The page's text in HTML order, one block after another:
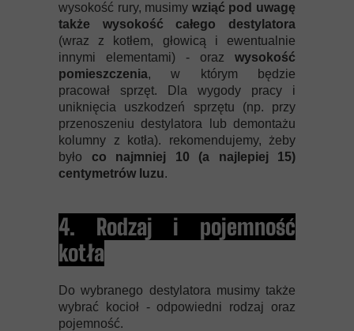
wysokość rury, musimy wziąć pod uwagę
także wysokość całego destylatora
(wraz z kotłem, głowicą i ewentualnie
innymi elementami) - oraz wysokość
pomieszczenia, w którym będzie
pracował sprzęt. Dla wygody pracy i
uniknięcia uszkodzeń sprzętu (np. przy
przenoszeniu destylatora lub demontażu
kolumny z kotła). rekomendujemy, żeby
było co najmniej 10 (a najlepiej 15)
centymetrów luzu.
4. Rodzaj i pojemność
kotła
Do wybranego destylatora musimy także
wybrać kocioł - odpowiedni rodzaj oraz
pojemność.